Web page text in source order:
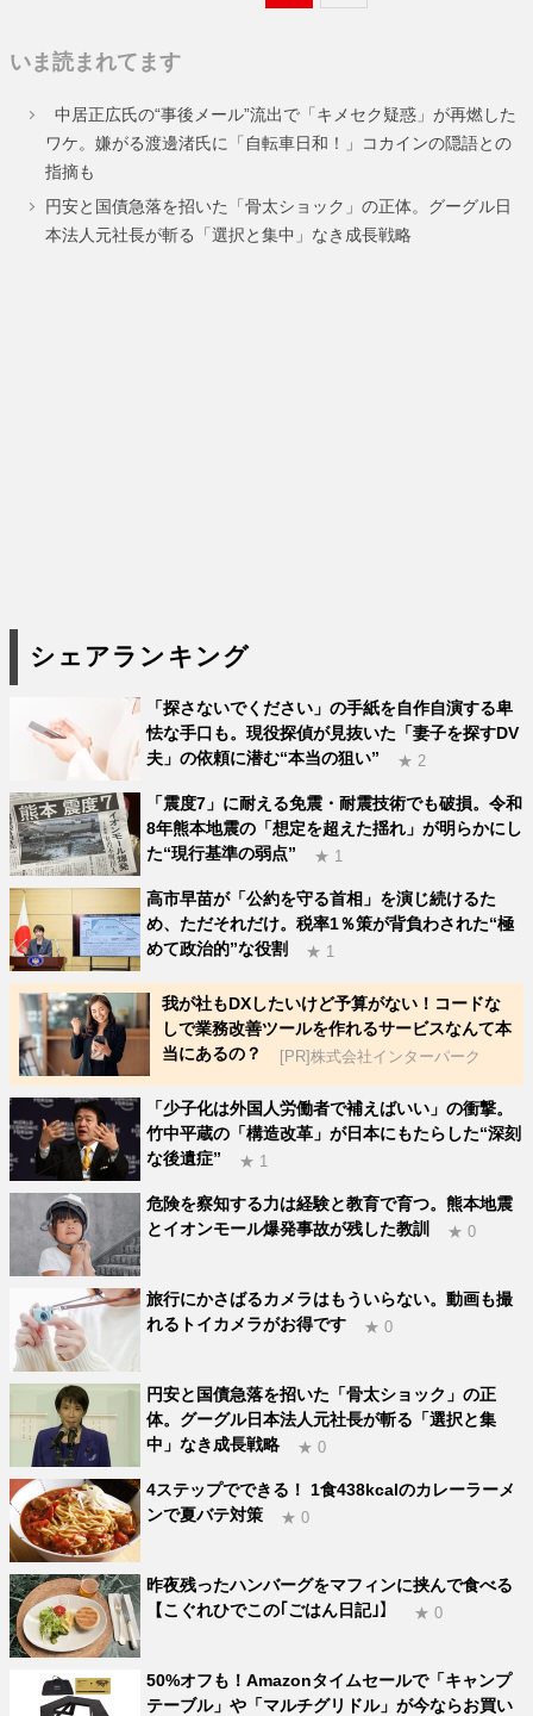
ー
ー
いま読まれてます
中居正広氏の“事後メール”流出で「キメセク疑惑」が再燃した
ワケ。嫌がる渡邊渚氏に「自転車日和！」コカインの隠語との
指摘も
円安と国債急落を招いた「骨太ショック」の正体。グーグル日
本法人元社長が斬る「選択と集中」なき成長戦略
シェアランキング
「探さないでください」の手紙を自作自演する卑
怯な手口も。現役探偵が見抜いた「妻子を探すDV
夫」の依頼に潜む“本当の狙い”
★ 2
「震度7」に耐える免震・耐震技術でも破損。令和
8年熊本地震の「想定を超えた揺れ」が明らかにし
た“現行基準の弱点”
★ 1
高市早苗が「公約を守る首相」を演じ続けるた
め、ただそれだけ。税率1％策が背負わされた“極
めて政治的”な役割
★ 1
我が社もDXしたいけど予算がない！コードな
しで業務改善ツールを作れるサービスなんて本
当にあるの？
[PR]株式会社インターパーク
「少子化は外国人労働者で補えばいい」の衝撃。
竹中平蔵の「構造改革」が日本にもたらした“深刻
な後遺症”
★ 1
危険を察知する力は経験と教育で育つ。熊本地震
とイオンモール爆発事故が残した教訓
★ 0
旅行にかさばるカメラはもういらない。動画も撮
れるトイカメラがお得です
★ 0
円安と国債急落を招いた「骨太ショック」の正
体。グーグル日本法人元社長が斬る「選択と集
中」なき成長戦略
★ 0
4ステップでできる！ 1食438kcalのカレーラーメ
ンで夏バテ対策
★ 0
昨夜残ったハンバーグをマフィンに挟んで食べる
【こぐれひでこの｢ごはん日記｣】
★ 0
50%オフも！Amazonタイムセールで「キャンプ
テーブル」や「マルチグリドル」が今ならお買い